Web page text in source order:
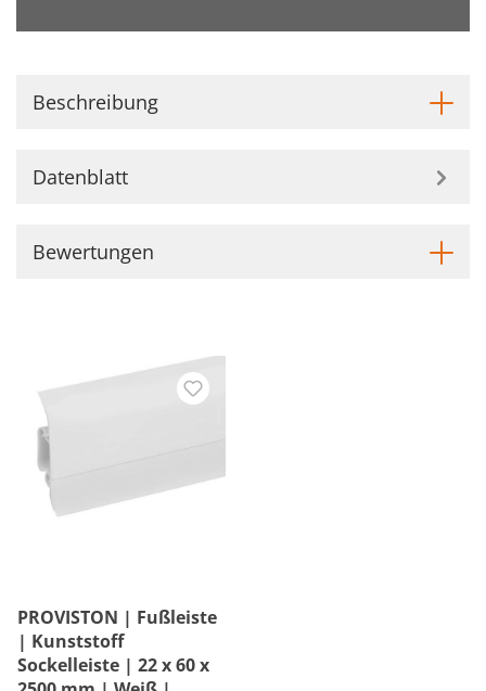
Beschreibung
Datenblatt
Bewertungen
PROVISTON | Fußleiste
| Kunststoff
Sockelleiste | 22 x 60 x